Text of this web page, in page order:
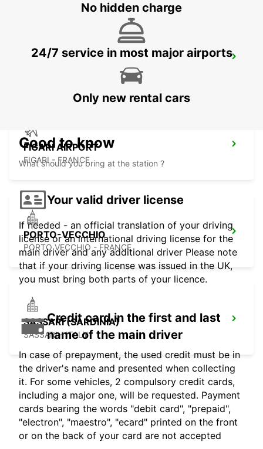
BONIFACIO
FIGARI AIRPORT
FIGARI - FRANCE
PORTO-VECCHIO
PORTO VECCHIO - FRANCE
SASSARI (SARDINIA)
SASSARI - ITALY
No hidden charge
24/7 service in most major airports
Only new rental cars
Good to know
What should you bring at the station ?
Your valid driver license
If needed - an official translation of your driving
license or an international driving license for the
main driver and any additional driver Please note
that if your driving license was issued in the UK,
you must bring both parts of your licence.
Credit card in the first and last
name of the main driver
In case of prepayment, the used credit must be in
the driver's name and presented when collecting
it. For some vehicles, 2 compulsory credit cards,
including a major one, will be requested. Payment
cards bearing the words "debit card", "prepaid",
"electron", "maestro", "ecard" printed on the front
or on the back of your card are not accepted